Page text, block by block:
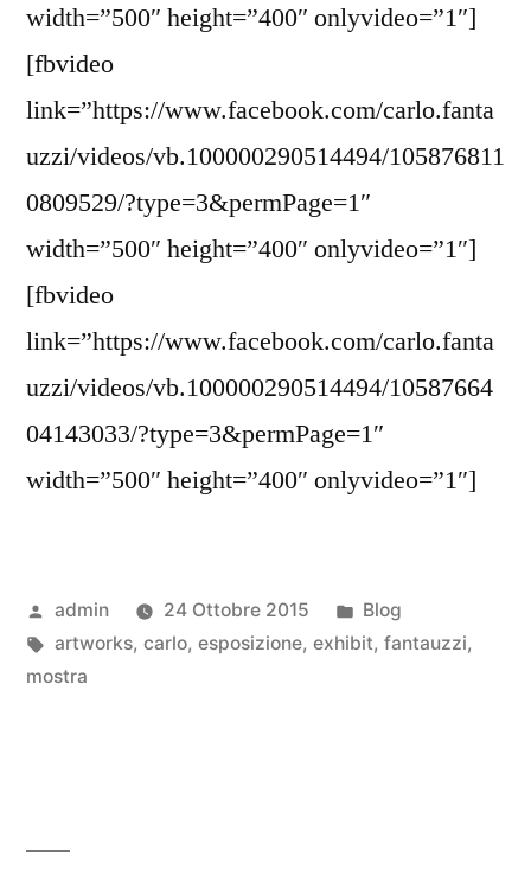
width=”500″ height=”400″ onlyvideo=”1″]
[fbvideo
link=”https://www.facebook.com/carlo.fanta
uzzi/videos/vb.100000290514494/105876811
0809529/?type=3&permPage=1″
width=”500″ height=”400″ onlyvideo=”1″]
[fbvideo
link=”https://www.facebook.com/carlo.fanta
uzzi/videos/vb.100000290514494/10587664
04143033/?type=3&permPage=1″
width=”500″ height=”400″ onlyvideo=”1″]
admin 24 Ottobre 2015
Blog
artworks, carlo, esposizione, exhibit, fantauzzi,
mostra